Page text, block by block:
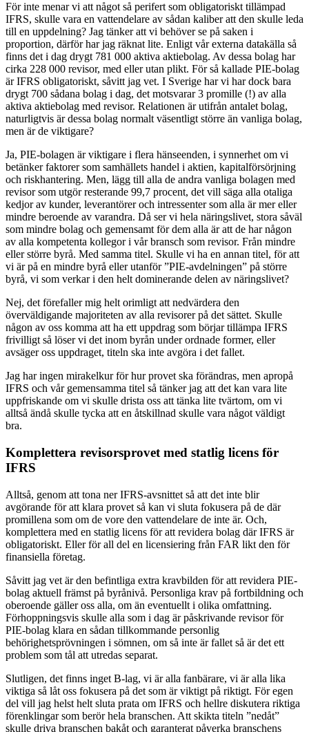
För inte menar vi att något så perifert som obligatoriskt tillämpad
IFRS, skulle vara en vattendelare av sådan kaliber att den skulle leda
till en uppdelning? Jag tänker att vi behöver se på saken i
proportion, därför har jag räknat lite. Enligt vår externa datakälla så
finns det i dag drygt 781 000 aktiva aktiebolag. Av dessa bolag har
cirka 228 000 revisor, med eller utan plikt. För så kallade PIE-bolag
är IFRS obligatoriskt, såvitt jag vet. I Sverige har vi har dock bara
drygt 700 sådana bolag i dag, det motsvarar 3 promille (!) av alla
aktiva aktiebolag med revisor. Relationen är utifrån antalet bolag,
naturligtvis är dessa bolag normalt väsentligt större än vanliga bolag,
men är de viktigare?
Ja, PIE-bolagen är viktigare i flera hänseenden, i synnerhet om vi
betänker faktorer som samhällets handel i aktien, kapitalförsörjning
och riskhantering. Men, lägg till alla de andra vanliga bolagen med
revisor som utgör resterande 99,7 procent, det vill säga alla otaliga
kedjor av kunder, leverantörer och intressenter som alla är mer eller
mindre beroende av varandra. Då ser vi hela näringslivet, stora såväl
som mindre bolag och gemensamt för dem alla är att de har någon
av alla kompetenta kollegor i vår bransch som revisor. Från mindre
eller större byrå. Med samma titel. Skulle vi ha en annan titel, för att
vi är på en mindre byrå eller utanför ”PIE-avdelningen” på större
byrå, vi som verkar i den helt dominerande delen av näringslivet?
Nej, det förefaller mig helt orimligt att nedvärdera den
överväldigande majoriteten av alla revisorer på det sättet. Skulle
någon av oss komma att ha ett uppdrag som börjar tillämpa IFRS
frivilligt så löser vi det inom byrån under ordnade former, eller
avsäger oss uppdraget, titeln ska inte avgöra i det fallet.
Jag har ingen mirakelkur för hur provet ska förändras, men apropå
IFRS och vår gemensamma titel så tänker jag att det kan vara lite
uppfriskande om vi skulle drista oss att tänka lite tvärtom, om vi
alltså ändå skulle tycka att en åtskillnad skulle vara något väldigt
bra.
Komplettera revisorsprovet med statlig licens för
IFRS
Alltså, genom att tona ner IFRS-avsnittet så att det inte blir
avgörande för att klara provet så kan vi sluta fokusera på de där
promillena som om de vore den vattendelare de inte är. Och,
komplettera med en statlig licens för att revidera bolag där IFRS är
obligatoriskt. Eller för all del en licensiering från FAR likt den för
finansiella företag.
Såvitt jag vet är den befintliga extra kravbilden för att revidera PIE-
bolag aktuell främst på byrånivå. Personliga krav på fortbildning och
oberoende gäller oss alla, om än eventuellt i olika omfattning.
Förhoppningsvis skulle alla som i dag är påskrivande revisor för
PIE-bolag klara en sådan tillkommande personlig
behörighetsprövningen i sömnen, om så inte är fallet så är det ett
problem som tål att utredas separat.
Slutligen, det finns inget B-lag, vi är alla fanbärare, vi är alla lika
viktiga så låt oss fokusera på det som är viktigt på riktigt. För egen
del vill jag helst helt sluta prata om IFRS och hellre diskutera riktiga
förenklingar som berör hela branschen. Att skikta titeln ”nedåt”
skulle driva branschen bakåt och garanterat påverka branschens